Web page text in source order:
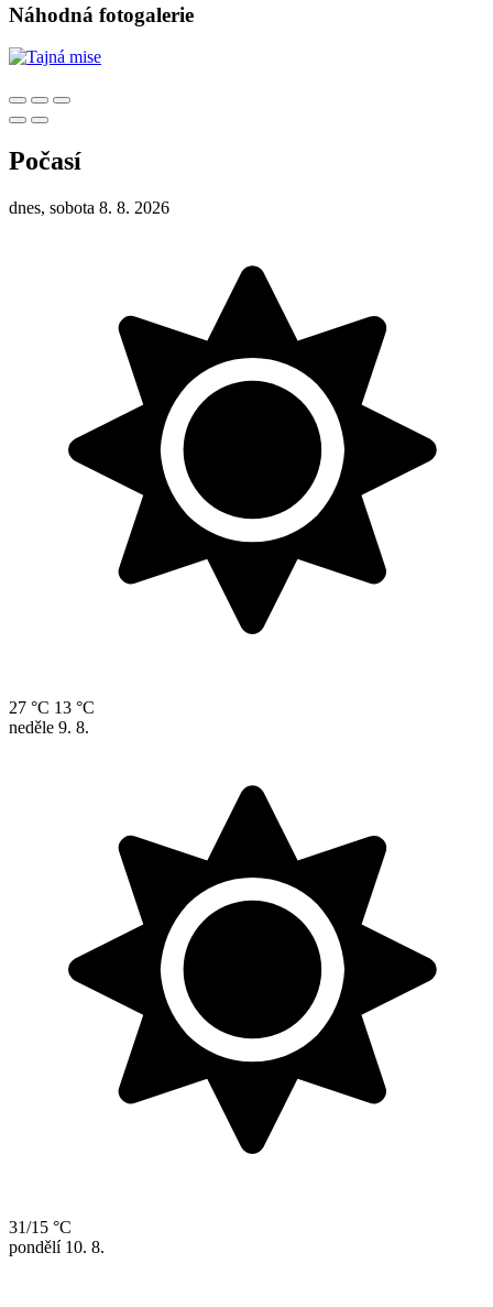
Náhodná fotogalerie
Počasí
dnes, sobota 8. 8. 2026
27 °C 13 °C
neděle 9. 8.
31/15 °C
pondělí 10. 8.